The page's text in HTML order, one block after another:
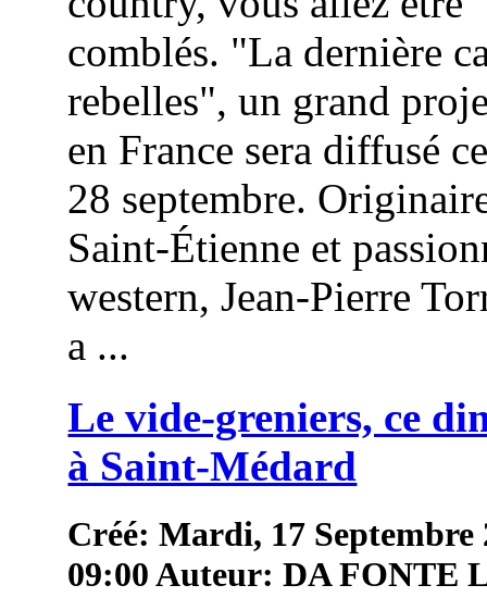
comblés. "La dernière
rebelles", un grand
en France sera diffusé
28 septembre.
Saint-Étienne et
western, Jean-Pierre
a ...
Le vide-greniers, ce
à Saint-Médard
Créé: Mardi, 17 Septembre
09:00Auteur: DA FONTE